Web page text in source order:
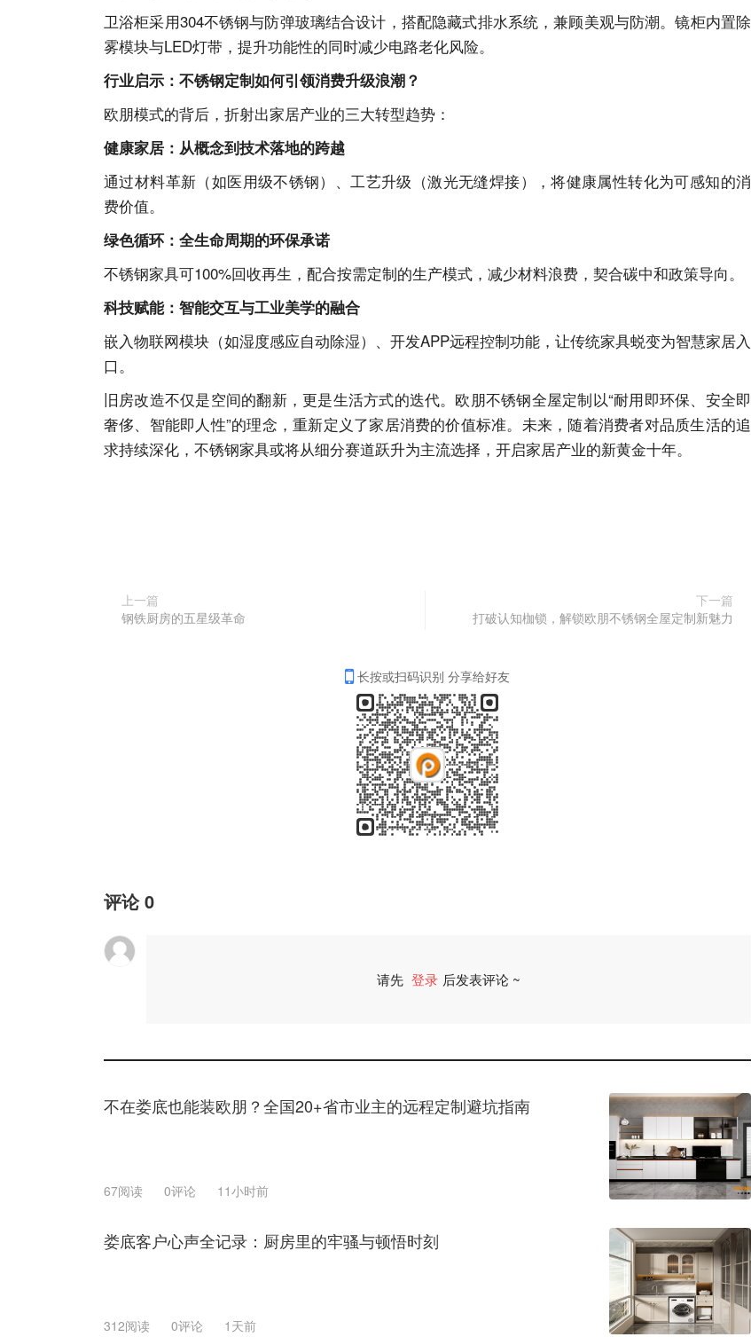
卫浴柜采用304不锈钢与防弹玻璃结合设计，搭配隐藏式排水系统，兼顾美观与防潮。镜柜内置除
雾模块与LED灯带，提升功能性的同时减少电路老化风险。
行业启示：不锈钢定制如何引领消费升级浪潮？
欧朋模式的背后，折射出家居产业的三大转型趋势：
健康家居：从概念到技术落地的跨越
通过材料革新（如医用级不锈钢）、工艺升级（激光无缝焊接），将健康属性转化为可感知的消
费价值。
绿色循环：全生命周期的环保承诺
不锈钢家具可100%回收再生，配合按需定制的生产模式，减少材料浪费，契合碳中和政策导向。
科技赋能：智能交互与工业美学的融合
嵌入物联网模块（如湿度感应自动除湿）、开发APP远程控制功能，让传统家具蜕变为智慧家居入
口。
旧房改造不仅是空间的翻新，更是生活方式的迭代。欧朋不锈钢全屋定制以“耐用即环保、安全即
奢侈、智能即人性”的理念，重新定义了家居消费的价值标准。未来，随着消费者对品质生活的追
求持续深化，不锈钢家具或将从细分赛道跃升为主流选择，开启家居产业的新黄金十年。
上一篇
钢铁厨房的五星级革命
下一篇
打破认知枷锁，解锁欧朋不锈钢全屋定制新魅力
长按或扫码识别 分享给好友
评论0
请先 登录 后发表评论 ~
不在娄底也能装欧朋？全国20+省市业主的远程定制避坑指南
67阅读 0评论 11小时前
娄底客户心声全记录：厨房里的牢骚与顿悟时刻
312阅读 0评论 1天前